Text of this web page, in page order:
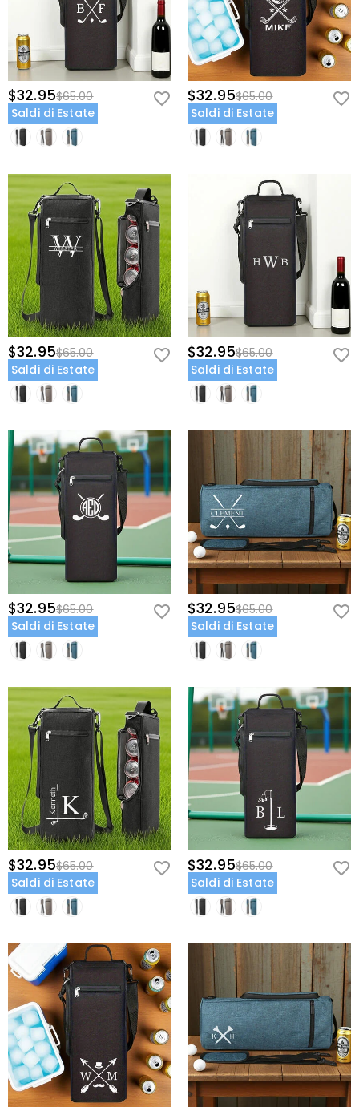
$32.95$65.00
Saldi di Estate
$32.95$65.00
Saldi di Estate
$32.95$65.00
Saldi di Estate
$32.95$65.00
Saldi di Estate
$32.95$65.00
Saldi di Estate
$32.95$65.00
Saldi di Estate
$32.95$65.00
Saldi di Estate
$32.95$65.00
Saldi di Estate